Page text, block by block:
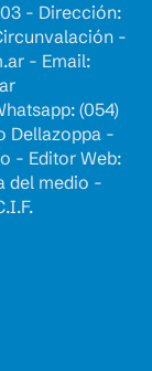
- Dirección:
-
- Email:
(054)
Dellazoppa -
- Editor Web:
del medio -